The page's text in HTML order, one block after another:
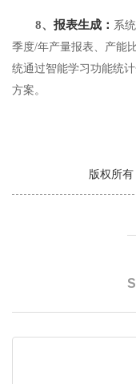
8、 报表生成： 系
季度/年产量报表、产能
统通过智能学习功能统
方案。
版权所